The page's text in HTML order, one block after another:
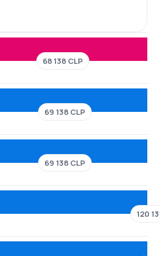
68 138 CLP
69 138 CLP
69 138 CLP
120